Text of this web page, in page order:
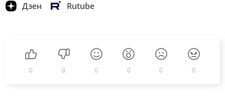
Дзен Rutube
0 0 0 0 0 0